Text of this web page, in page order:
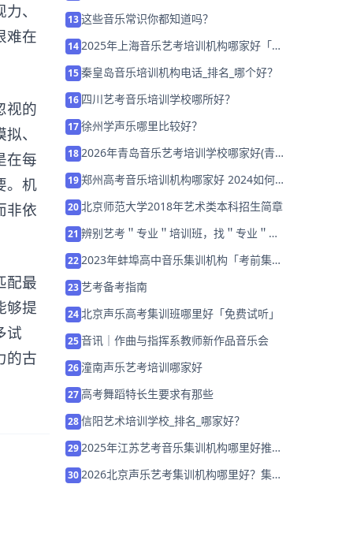
、
难在
视的
、
在每
。机
非依
配最
够提
试
的古
13这些音乐常识你都知道吗？
142025年上海音乐艺考培训机构哪家好「集
15秦皇岛音乐培训机构电话_排名_哪个好？
16 四川艺考音乐培训学校哪所好？
17徐州学声乐哪里比较好？
182026年青岛音乐艺考培训学校哪家好(青
19郑州高考音乐培训机构哪家好 2024如何
20北京师范大学2018年艺术类本科招生简章
21 辨别艺考＂专业＂培训班，找＂专业＂老
222023年蚌埠高中音乐集训机构「考前集训
23艺考备考指南
24北京声乐高考集训班哪里好「免费试听」
25音讯｜作曲与指挥系教师新作品音乐会
26潼南声乐艺考培训哪家好
27高考舞蹈特长生要求有那些
28信阳艺术培训学校_排名_哪家好？
292025年江苏艺考音乐集训机构哪里好推荐
302026北京声乐艺考集训机构哪里好？集训